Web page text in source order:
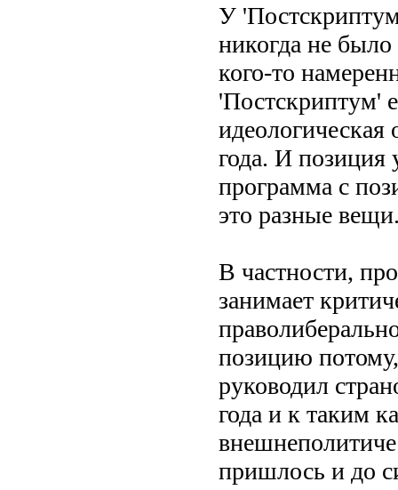
У
никогда не было
кого-то
'Постскриптум'
года. И позиция
программа с
это разные
В частности,
занимает
позицию
руководил
года и к таким
пришлось и до